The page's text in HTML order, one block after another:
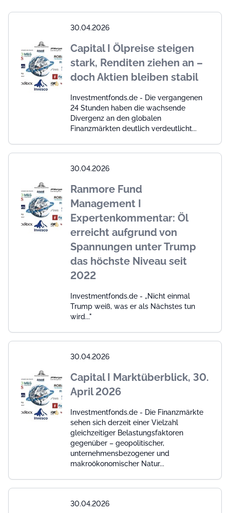
30.04.2026
Capital I Ölpreise steigen
stark, Renditen ziehen an –
doch Aktien bleiben stabil
Investmentfonds.de - Die vergangenen
24 Stunden haben die wachsende
Divergenz an den globalen
Finanzmärkten deutlich verdeutlicht...
30.04.2026
Ranmore Fund
Management I
Expertenkommentar: Öl
erreicht aufgrund von
Spannungen unter Trump
das höchste Niveau seit
2022
Investmentfonds.de - „Nicht einmal
Trump weiß, was er als Nächstes tun
wird..."
30.04.2026
Capital I Marktüberblick, 30.
April 2026
Investmentfonds.de - Die Finanzmärkte
sehen sich derzeit einer Vielzahl
gleichzeitiger Belastungsfaktoren
gegenüber – geopolitischer,
unternehmensbezogener und
makroökonomischer Natur...
30.04.2026